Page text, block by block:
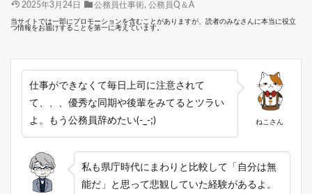
2025年3月24日 公務員仕事術, 公務員Q＆A
当サイトでは一部にプロモーションを含むことがありますが、読者のみなさんに本当に役立
つ情報をお届けすることを第一に考えています。
ねこさん
仕事ができなくて毎日上司に注意されて
て、、、優秀な同期や後輩をみてるとツラい
よ。もう公務員辞めたい(-_-;)
私も県庁時代にまわりと比較して「自分は無
能だ」と思って悲観していた経験があるよ。